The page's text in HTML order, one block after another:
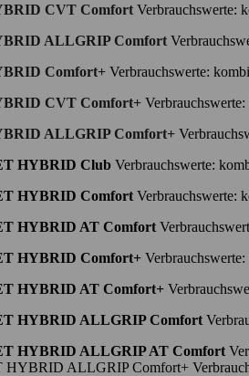
CVT Comfort Verbrauchswerte:
ALLGRIP Comfort
Comfort+ Verbrauchswerte:
CVT Comfort+
ALLGRIP Comfort+
HYBRID Club Verbrauchswerte:
HYBRID Comfort Verbrauchswerte:
HYBRID AT Comfort
HYBRID Comfort+
HYBRID AT Comfort+
HYBRID ALLGRIP Comfort
HYBRID ALLGRIP AT Comfort
ALLGRIP Comfort+